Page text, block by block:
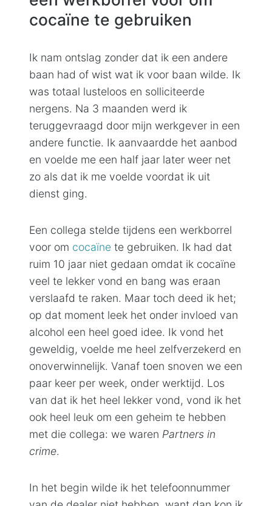
cocaïne te gebruiken
Ik nam ontslag zonder dat ik een andere
baan had of wist wat ik voor baan wilde. Ik
was totaal lusteloos en solliciteerde
nergens. Na 3 maanden werd ik
teruggevraagd door mijn werkgever in een
andere functie. Ik aanvaardde het aanbod
en voelde me een half jaar later weer net
zo als dat ik me voelde voordat ik uit
dienst ging.
Een collega stelde tijdens een werkborrel
voor om cocaïne te gebruiken. Ik had dat
ruim 10 jaar niet gedaan omdat ik cocaïne
veel te lekker vond en bang was eraan
verslaafd te raken. Maar toch deed ik het;
op dat moment leek het onder invloed van
alcohol een heel goed idee. Ik vond het
geweldig, voelde me heel zelfverzekerd en
onoverwinnelijk. Vanaf toen snoven we een
paar keer per week, onder werktijd. Los
van dat ik het heel lekker vond, vond ik het
ook heel leuk om een geheim te hebben
met die collega: we waren Partners in
crime.
In het begin wilde ik het telefoonnummer